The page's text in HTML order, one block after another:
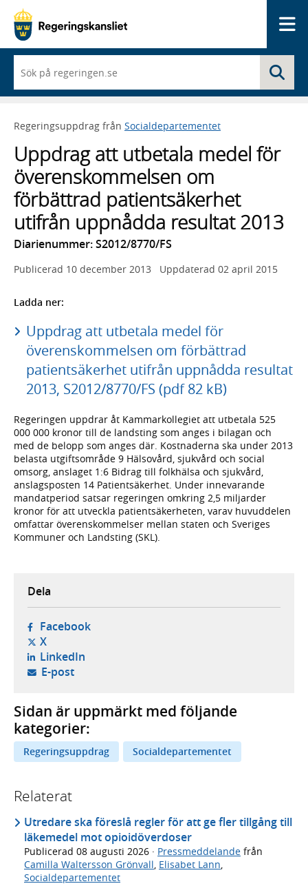
du
börjar
skriva
framträder
lista
med
sökförslag
Regeringsuppdrag från Socialdepartementet
Uppdrag att utbetala medel för
överenskommelsen om
förbättrad patientsäkerhet
utifrån uppnådda resultat 2013
Diarienummer: S2012/8770/FS
Publicerad 10 december 2013 Uppdaterad 02 april 2015
Ladda ner:
Uppdrag att utbetala medel för
överenskommelsen om förbättrad
patientsäkerhet utifrån uppnådda resultat
2013, S2012/8770/FS (pdf 82 kB)
Regeringen uppdrar åt Kammarkollegiet att utbetala 525
000 000 kronor till de landsting som anges i bilagan och
med de belopp som anges där. Kostnaderna ska under 2013
belasta utgiftsområde 9 Hälsovård, sjukvård och social
omsorg, anslaget 1:6 Bidrag till folkhälsa och sjukvård,
anslagsposten 14 Patientsäkerhet. Under innevarande
mandatperiod satsar regeringen omkring 2,5 miljarder
kronor för att utveckla patientsäkerheten, varav huvuddelen
omfattar överenskommelser mellan staten och Sveriges
Kommuner och Landsting (SKL).
Dela
Facebook- öppnas i ny flik, extern webbplats,
X- öppnas i ny flik, extern webbplats,
LinkedIn- öppnas i ny flik, extern webbplats,
E-post- öppnar din e-postklient,
Sidan är uppmärkt med följande
kategorier:
Regeringsuppdrag Socialdepartementet
Relaterat
Utredare ska föreslå regler för att ge fler tillgång till
läkemedel mot opioidöverdoser
Publicerad 08 augusti 2026 · Pressmeddelande från
Camilla Waltersson Grönvall, Elisabet Lann,
Socialdepartementet